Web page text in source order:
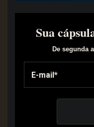
Sua
De segunda